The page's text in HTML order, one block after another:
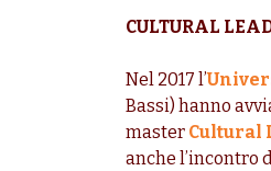
CULTURAL
Nel 2017 l’
Bassi) hanno
master Cultural
anche l’incontro